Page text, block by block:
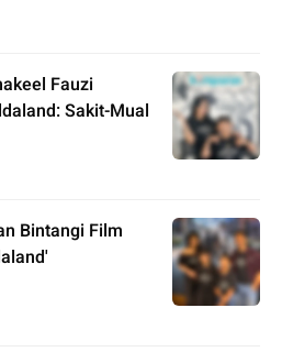
Fauzi
Sakit-Mual
Bintangi Film